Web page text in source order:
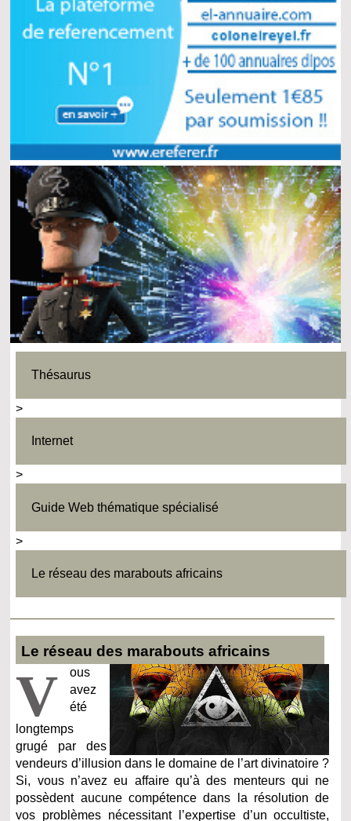
Thésaurus
>
Internet
>
Guide Web thématique spécialisé
>
Le réseau des marabouts africains
Le réseau des marabouts africains
V
ous
avez
été
longtemps
grugé par des
vendeurs d’illusion dans le domaine de l’art divinatoire ?
Si, vous n’avez eu affaire qu’à des menteurs qui ne
possèdent aucune compétence dans la résolution de
vos problèmes nécessitant l’expertise d’un occultiste,